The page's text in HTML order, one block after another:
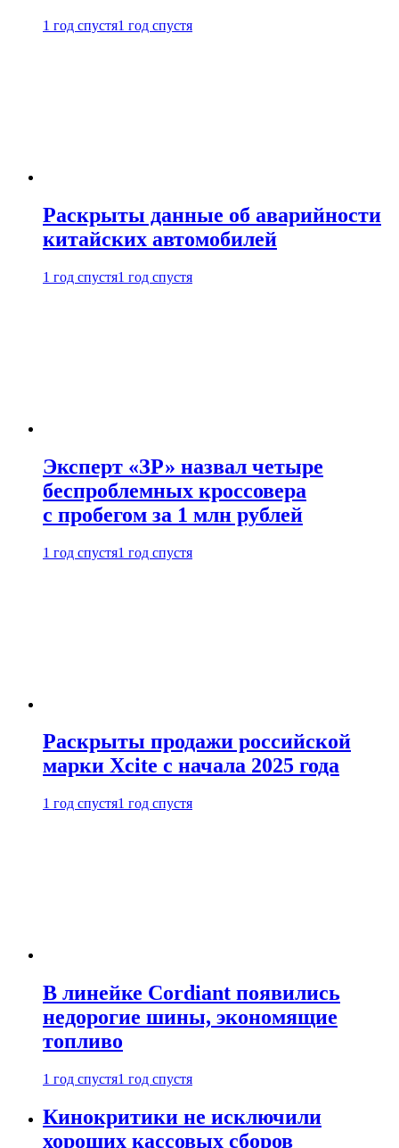
1 год спустя1 год спустя
Раскрыты данные об аварийности
китайских автомобилей
1 год спустя1 год спустя
Эксперт «ЗР» назвал четыре
беспроблемных кроссовера
с пробегом за 1 млн рублей
1 год спустя1 год спустя
Раскрыты продажи российской
марки Xcite с начала 2025 года
1 год спустя1 год спустя
В линейке Cordiant появились
недорогие шины, экономящие
топливо
1 год спустя1 год спустя
Кинокритики не исключили
хороших кассовых сборов